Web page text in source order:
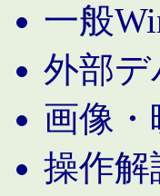
一般
外部
画像
操作解